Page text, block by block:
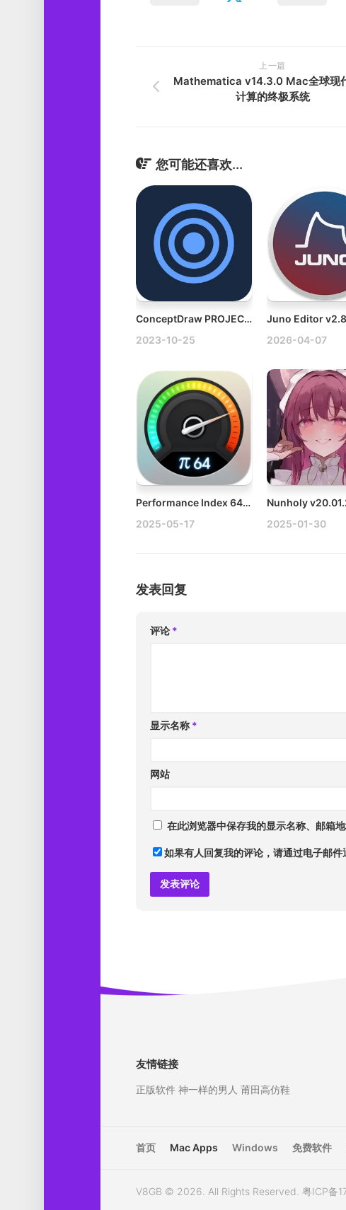
上一篇
Mathematica v14.3.0 Mac全球现
计算的终极系统
您可能还喜欢...
ConceptDraw PROJECT v14.0.0.320 Win全功能项目管理软件
2023-10-25
2026-04-07
Performance Index 64 Pro v4.2.8 Mac电脑系统基准测试器 — 硬盘测速工具
2025-05-17
2025-01-30
发表回复
评论 *
显示名称 *
网站
在此浏览器中保存我的显示名称、邮箱
如果有人回复我的评论，请通过电子邮件
友情链接
正版软件 神一样的男人 莆田高仿鞋
首页 Mac Apps Windows 免费软件
V8GB © 2026. All Rights Reserved. 粤ICP备